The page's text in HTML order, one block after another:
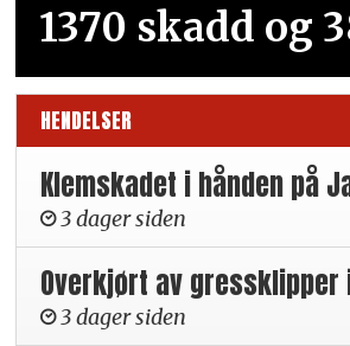
1370 skadd og
HENDELSER
Klemskadet i hånden på
3 dager siden
Overkjørt av gressklipper
3 dager siden